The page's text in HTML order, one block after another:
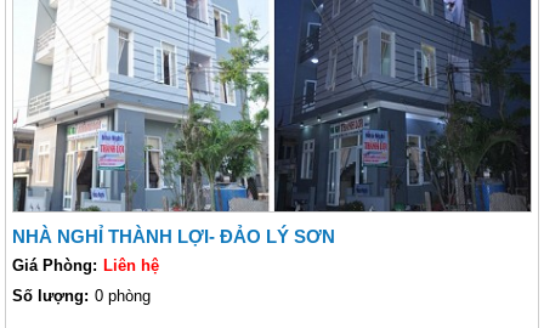
NHÀ NGHỈ THÀNH LỢI- ĐẢO LÝ SƠN
Giá Phòng: Liên hệ
Số lượng: 0 phòng